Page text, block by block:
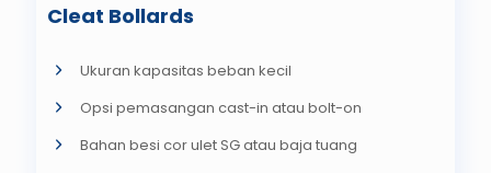
Cleat Bollards
Ukuran kapasitas beban kecil
Opsi pemasangan cast-in atau bolt-on
Bahan besi cor ulet SG atau baja tuang